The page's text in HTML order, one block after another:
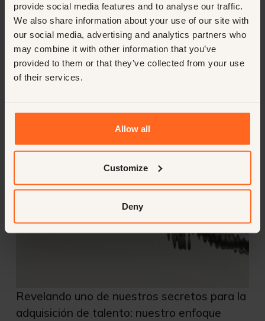
provide social media features and to analyse our traffic.
We also share information about your use of our site with
our social media, advertising and analytics partners who
may combine it with other information that you’ve
provided to them or that they’ve collected from your use
of their services.
Allow all
Customize
Deny
Publicaciones
relacionadas
VER TODOS
Revelando uno de nuestros secretos para la
adquisición de talento: nuestro enfoque